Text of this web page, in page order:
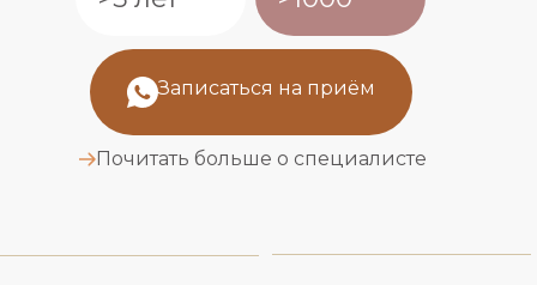
Записаться на приём
Почитать больше о специалисте